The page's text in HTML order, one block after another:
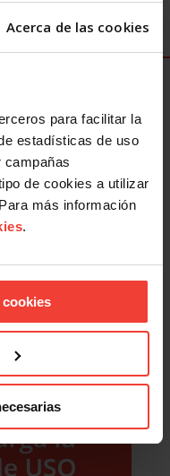
Acerca de las cookies
para facilitar la
estadísticas de uso
de cookies a utilizar
más información
.